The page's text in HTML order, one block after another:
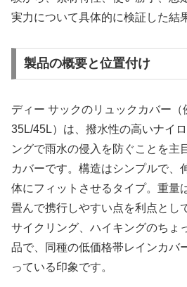
実力について具体的に検証した結
製品の概要と位置付け
ディー サックのリュックカバー（
35L/45L）は、撥水性の高いナイ
ングで雨水の侵入を防ぐことを主
カバーです。構造はシンプルで、
体にフィットさせるタイプ。重量
畳んで携行しやすい点を利点とし
サイクリング、ハイキングのちょ
品で、同種の低価格帯レインカバ
っている印象です。